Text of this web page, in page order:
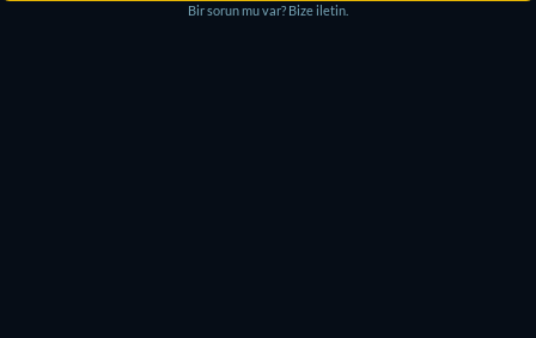
Bir sorun mu var? Bize iletin.